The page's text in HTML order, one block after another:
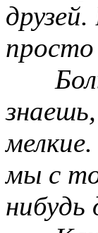
мы с
нибудь